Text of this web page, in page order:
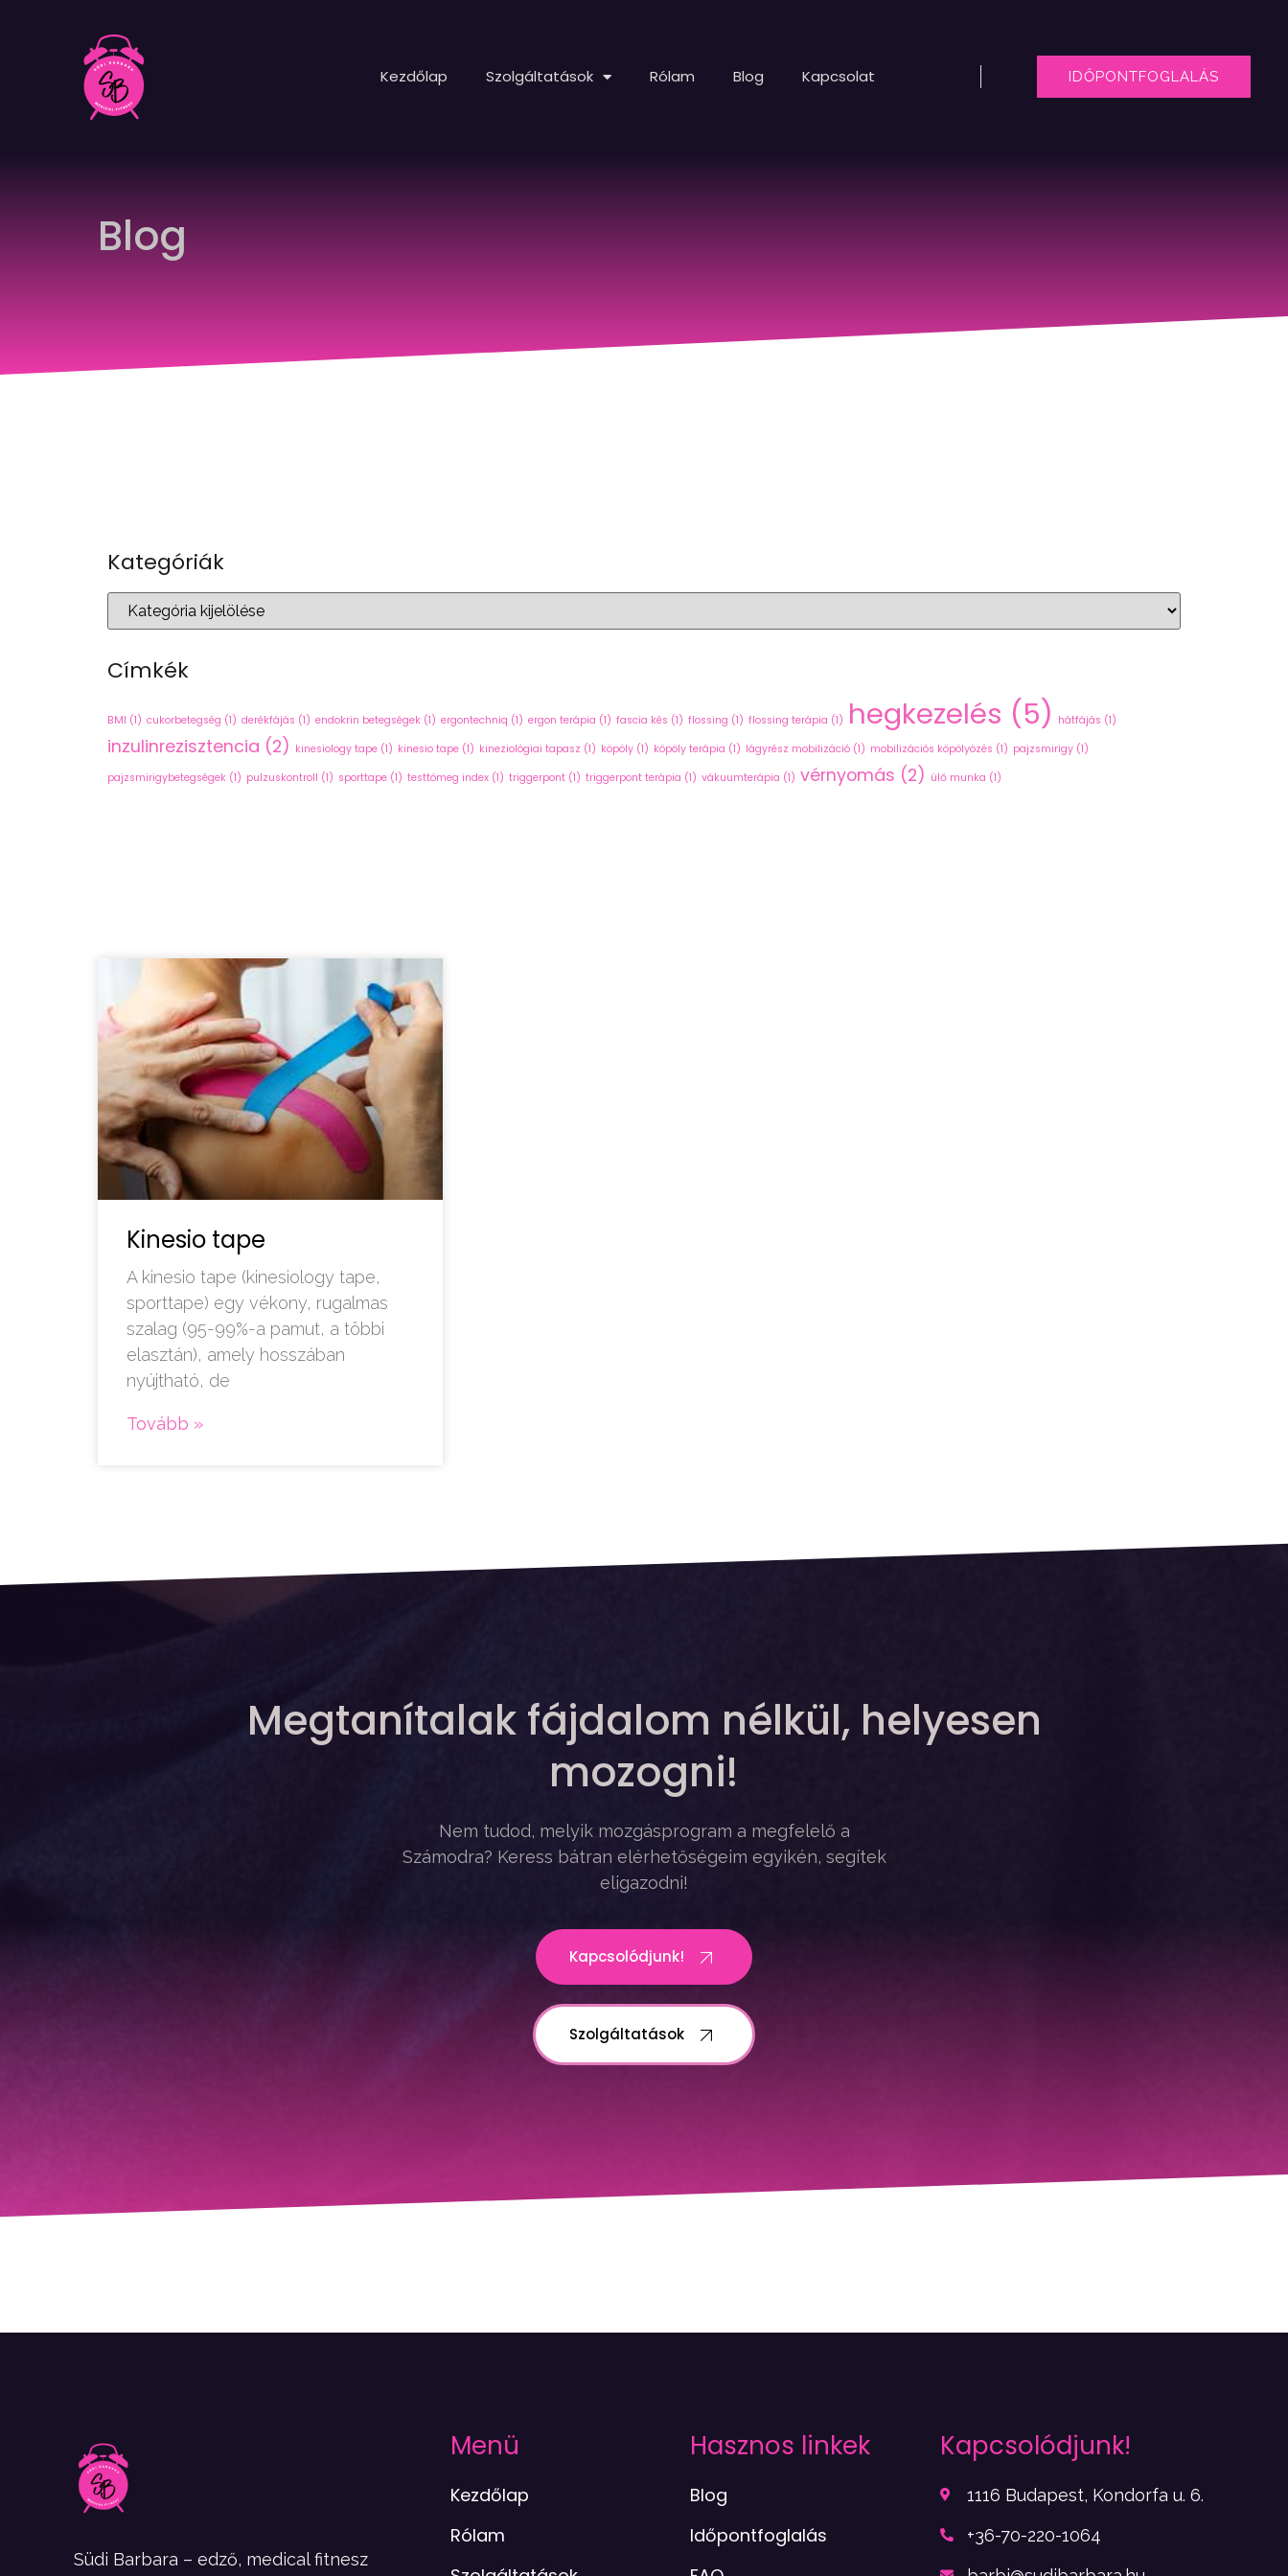
Kezdőlap Szolgáltatások Rólam Blog Kapcsolat IDŐPONTFOGLALÁS
Blog
Kategóriák
Címkék
BMI (1) cukorbetegség (1) derékfájás (1) endokrin betegségek (1) ergontechniq (1) ergon terápia (1) fascia kés (1) flossing (1) flossing terápia (1) hegkezelés (5) hátfájás (1)
inzulinrezisztencia (2) kinesiology tape (1) kinesio tape (1) kineziológiai tapasz (1) köpöly (1) köpöly terápia (1) lágyrész mobilizáció (1) mobilizációs köpölyözés (1) pajzsmirigy (1)
pajzsmirigybetegségek (1) pulzuskontroll (1) sporttape (1) testtömeg index (1) triggerpont (1) triggerpont terápia (1) vákuumterápia (1) vérnyomás (2) ülő munka (1)
Kinesio tape
A kinesio tape (kinesiology tape,
sporttape) egy vékony, rugalmas
szalag (95-99%-a pamut, a többi
elasztán), amely hosszában
nyújtható, de
Tovább »
Megtanítalak fájdalom nélkül, helyesen
mozogni!
Nem tudod, melyik mozgásprogram a megfelelő a
Számodra? Keress bátran elérhetőségeim egyikén, segítek
eligazodni!
Kapcsolódjunk!
Szolgáltatások
Südi Barbara – edző, medical fitnesz
Menü
Kezdőlap
Rólam
Hasznos linkek
Blog
Időpontfoglalás
Kapcsolódjunk!
1116 Budapest, Kondorfa u. 6.
+36-70-220-1064